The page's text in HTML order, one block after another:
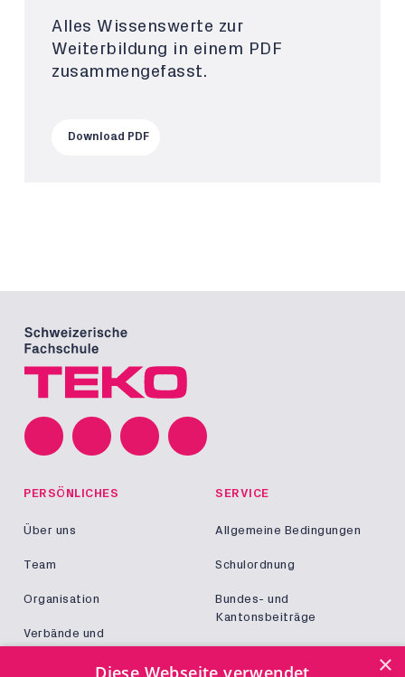
Alles Wissenswerte zur
Weiterbildung in einem PDF
zusammengefasst.
Download PDF
PERSÖNLICHES
Über uns
Team
Organisation
Verbände und
SERVICE
Allgemeine Bedingungen
Schulordnung
Bundes- und
Kantonsbeiträge
×
Diese Webseite verwendet